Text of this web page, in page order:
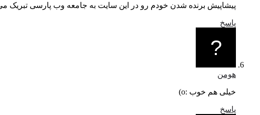
پیشاپیش برنده شدن خودم رو در این سایت به جامعه وب پارسی تبریک
پاسخ
هومن
خیلی هم خوب :o)
پاسخ